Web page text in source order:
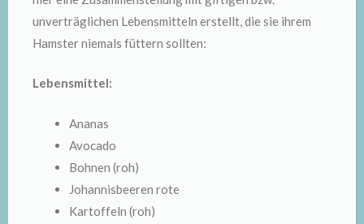
unverträglichen Lebensmitteln erstellt, die sie ihrem
Hamster niemals füttern sollten:
Lebensmittel:
Ananas
Avocado
Bohnen (roh)
Johannisbeeren rote
Kartoffeln (roh)